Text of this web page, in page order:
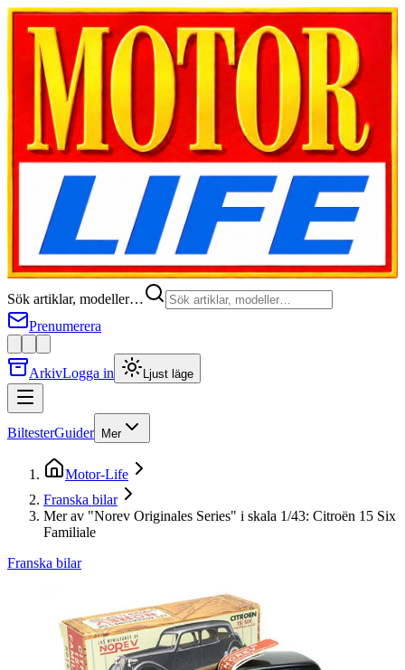
Sök artiklar, modeller…
Prenumerera
ArkivLogga in Ljust läge
BiltesterGuider Mer
Motor-Life
Franska bilar
Mer av "Norev Originales Series" i skala 1/43: Citroën 15 Six
Familiale
Franska bilar